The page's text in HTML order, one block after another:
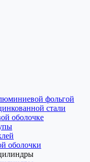
фольгой
стали
оболочке
оболочки